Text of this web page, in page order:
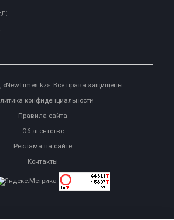
«NewTimes.kz». Все права защищены
конфиденциальности
Правила сайта
Об агентстве
Реклама на сайте
Контакты